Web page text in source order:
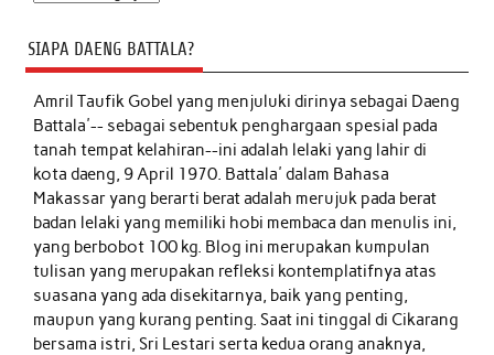
SIAPA DAENG BATTALA?
Amril Taufik Gobelyang menjuluki dirinya sebagai Daeng
Battala'-- sebagai sebentuk penghargaan spesial pada
tanah tempat kelahiran--ini adalah lelaki yang lahir di
kota daeng, 9 April 1970. Battala' dalam Bahasa
Makassar yang berarti berat adalah merujuk pada berat
badan lelaki yang memiliki hobi membaca dan menulis ini,
yang berbobot 100 kg. Blog ini merupakan kumpulan
tulisan yang merupakan refleksi kontemplatifnya atas
suasana yang ada disekitarnya, baik yang penting,
maupun yang kurang penting. Saat ini tinggal di Cikarang
bersama istri, Sri Lestari serta kedua orang anaknya,